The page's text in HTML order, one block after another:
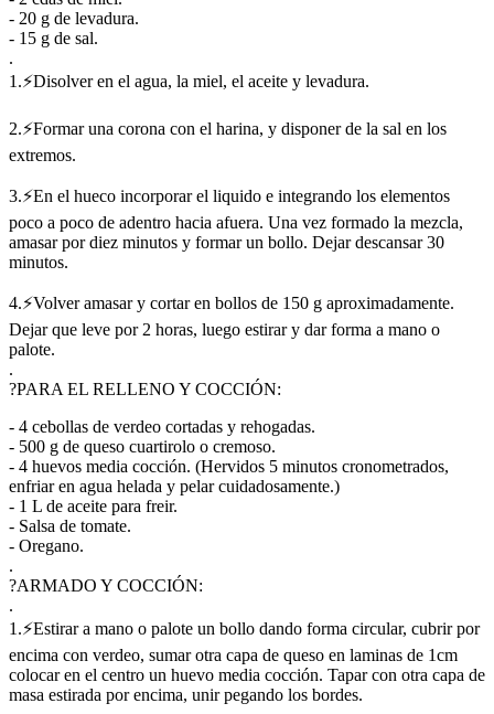
- 20 g de levadura.
- 15 g de sal.
.
1.⚡Disolver en el agua, la miel, el aceite y levadura.
2.⚡Formar una corona con el harina, y disponer de la sal en los
extremos.
3.⚡En el hueco incorporar el liquido e integrando los elementos
poco a poco de adentro hacia afuera. Una vez formado la mezcla,
amasar por diez minutos y formar un bollo. Dejar descansar 30
minutos.
4.⚡Volver amasar y cortar en bollos de 150 g aproximadamente.
Dejar que leve por 2 horas, luego estirar y dar forma a mano o
palote.
.
?PARA EL RELLENO Y COCCIÓN:
- 4 cebollas de verdeo cortadas y rehogadas.
- 500 g de queso cuartirolo o cremoso.
- 4 huevos media cocción. (Hervidos 5 minutos cronometrados,
enfriar en agua helada y pelar cuidadosamente.)
- 1 L de aceite para freir.
- Salsa de tomate.
- Oregano.
.
?ARMADO Y COCCIÓN:
.
1.⚡Estirar a mano o palote un bollo dando forma circular, cubrir por
encima con verdeo, sumar otra capa de queso en laminas de 1cm
colocar en el centro un huevo media cocción. Tapar con otra capa de
masa estirada por encima, unir pegando los bordes.